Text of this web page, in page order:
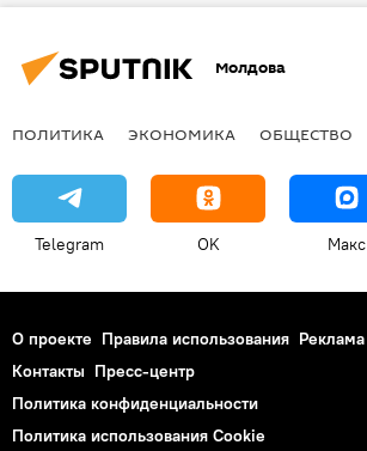
Молдова
ПОЛИТИКА ЭКОНОМИКА ОБЩЕСТВО
Telegram OK Макс
О проекте Правила использования Реклама
Контакты Пресс-центр
Политика конфиденциальности
Политика использования Cookie